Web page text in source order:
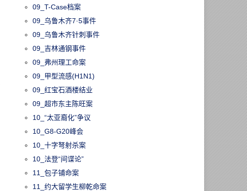
09_T-Case档案
09_乌鲁木齐7·5事件
09_乌鲁木齐针刺事件
09_吉林通钢事件
09_弗州理工命案
09_甲型流感(H1N1)
09_红宝石酒楼结业
09_超市东主陈旺案
10_“太亚裔化”争议
10_G8-G20峰会
10_十字弩射杀案
10_法登“间谍论”
11_包子铺命案
11_约大留学生柳乾命案